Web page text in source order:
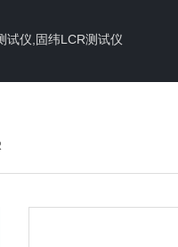
试仪,固纬LCR测试仪